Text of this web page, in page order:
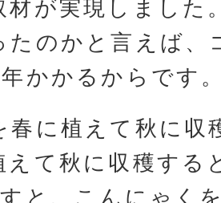
材が実現しました
たのかと言えば、
かかるからです
春に植えて秋に収
えて秋に収穫する
と、こんにゃく